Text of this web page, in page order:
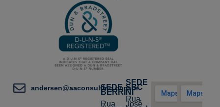
andersen@aaconsulting.com.br
SEDE
BERRINI
Rua
SEDE
SBC
Rua
José